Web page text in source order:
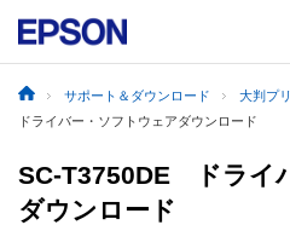
サポート＆ダウンロード 大判プ
ドライバー・ソフトウェアダウンロード
SC-T3750DE ドライ
ダウンロード